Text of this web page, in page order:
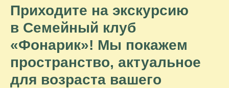
Приходите на экскурсию
в Семейный клуб
«Фонарик»! Мы покажем
пространство, актуальное
для возраста вашего